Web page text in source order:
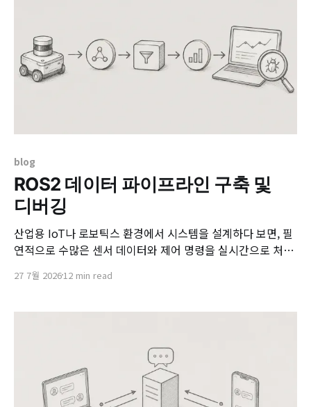
blog
ROS2 데이터 파이프라인 구축 및
디버깅
산업용 IoT나 로보틱스 환경에서 시스템을 설계하다 보면, 필
연적으로 수많은 센서 데이터와 제어 명령을 실시간으로 처리
System 2)는 이러한 문제를 해결하는 데 활용될 수 있습니다.
리눅스 같은 실제 운영체제가 아니라 로봇 응용 프로그램을
27 7월 202612 min read